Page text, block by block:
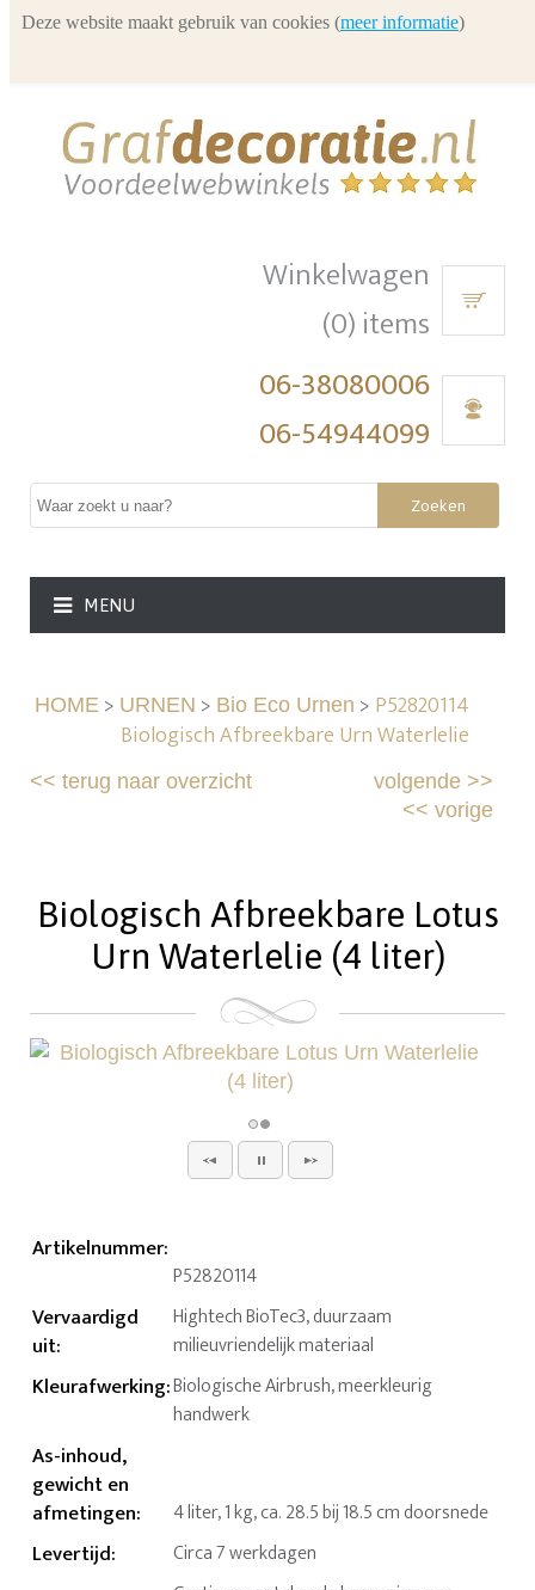
Winkelwagen
(0) items
06-38080006
06-54944099
Zoeken
MENU
HOME> URNEN > Bio Eco Urnen > P52820114
Biologisch Afbreekbare Urn Waterlelie
<<terug naar overzicht volgende>>
<< vorige
Biologisch Afbreekbare Lotus
Urn Waterlelie (4 liter)
Artikelnummer:
P52820114
Vervaardigd
uit:
Hightech BioTec3, duurzaam
milieuvriendelijk materiaal
Kleurafwerking:Biologische Airbrush, meerkleurig
handwerk
As-inhoud,
gewicht en
afmetingen: 4 liter, 1 kg, ca. 28.5 bij 18.5 cm doorsnede
Levertijd: Circa 7 werkdagen
Deze website maakt gebruik van cookies (meer informatie)